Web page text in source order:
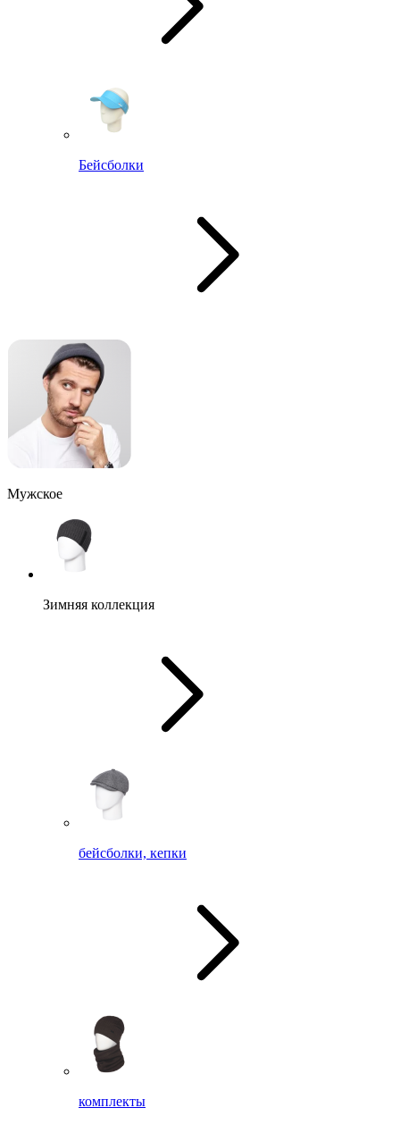
Бейсболки
Мужское
Зимняя коллекция
бейсболки, кепки
комплекты